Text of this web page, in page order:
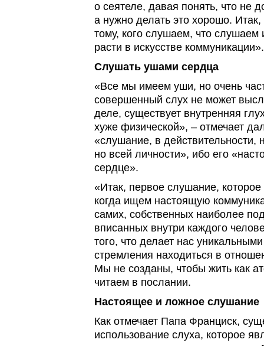
о сеятеле, давая понять, что не
а нужно делать это хорошо.
тому, кого слушаем, что
расти в искусстве коммуникации».
Слушать ушами сердца
«Все мы имеем уши, но очень
совершенный слух не может
деле, существует внутренняя
хуже физической», – отмечает
«слушание, в действительности,
но всей личности», ибо его
сердце».
«Итак, первое слушание,
когда ищем настоящую
самих, собственных наиболее
вписанных внутри каждого
того, что делает нас
стремления находиться в
Мы не созданы, чтобы жить как
читаем в послании.
Настоящее и ложное слушание
Как отмечает Папа Франциск,
использование слуха, которое